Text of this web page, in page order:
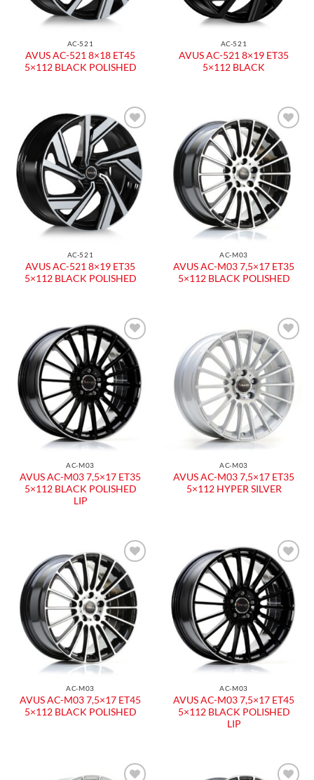
AC-521
AVUS AC-521 8×18 ET45
5×112 BLACK POLISHED
AC-521
AVUS AC-521 8×19 ET35
5×112 BLACK
AC-521
AVUS AC-521 8×19 ET35
5×112 BLACK POLISHED
AC-M03
AVUS AC-M03 7,5×17 ET35
5×112 BLACK POLISHED
AC-M03
AVUS AC-M03 7,5×17 ET35
5×112 BLACK POLISHED
LIP
AC-M03
AVUS AC-M03 7,5×17 ET35
5×112 HYPER SILVER
AC-M03
AVUS AC-M03 7,5×17 ET45
5×112 BLACK POLISHED
AC-M03
AVUS AC-M03 7,5×17 ET45
5×112 BLACK POLISHED
LIP